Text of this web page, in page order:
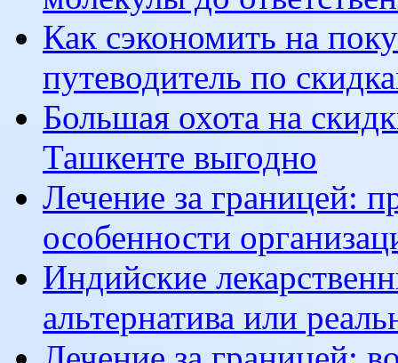
Как сэкономить на
путеводитель по
Большая охота на
Ташкенте выгодно
Лечение за границей:
особенности
Индийские
альтернатива или